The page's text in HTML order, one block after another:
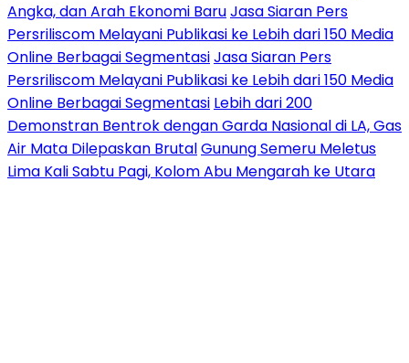
Angka, dan Arah Ekonomi BaruJasa Siaran Pers
Persriliscom Melayani Publikasi ke Lebih dari 150 Media
Online Berbagai SegmentasiJasa Siaran Pers
Persriliscom Melayani Publikasi ke Lebih dari 150 Media
Online Berbagai Segmentasi Lebih dari 200
Demonstran Bentrok dengan Garda Nasional di LA, Gas
Air Mata Dilepaskan BrutalGunung Semeru Meletus
Lima Kali Sabtu Pagi, Kolom Abu Mengarah ke Utara